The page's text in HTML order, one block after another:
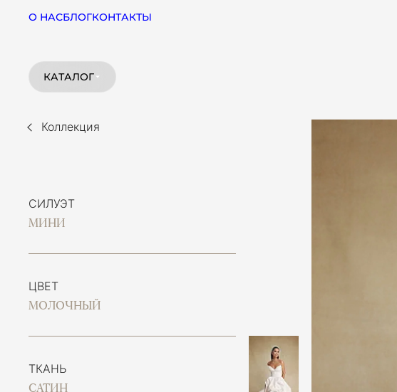
О НАСБЛОГКОНТАКТЫ
КАТАЛОГ
Коллекция
СИЛУЭТ
МИНИ
ЦВЕТ
МОЛОЧНЫЙ
ТКАНЬ
САТИН